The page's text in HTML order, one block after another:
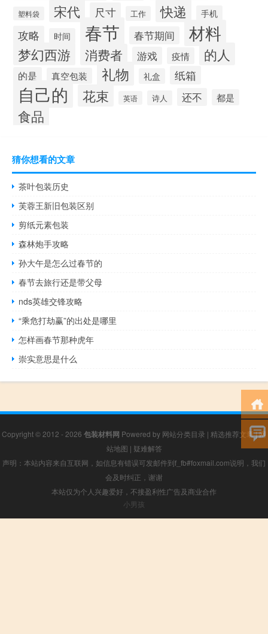
塑料袋 宋代 尺寸 工作 快递 手机
攻略 时间 春节 春节期间 材料
梦幻西游 消费者 游戏 疫情 的人
的是 真空包装 礼物 礼盒 纸箱
自己的 花束 英语 诗人 还不 都是
食品
猜你想看的文章
茶叶包装历史
芙蓉王新旧包装区别
剪纸元素包装
森林炮手攻略
孙大午是怎么过春节的
春节去旅行还是带父母
nds英雄交锋攻略
“乘危打劫赢”的出处是哪里
怎样画春节那种虎年
崇实意思是什么
Copyright © 2012 - 2026 包装材料网 Powered by 网站分类目录 | 精选推荐文章|网
站地图 | 疑难解答
声明：本站内容来自互联网，如信息有错误可发邮件到f_fb#foxmail.com说明，我们
会及时纠正，谢谢
本站仅为个人兴趣爱好，不接盈利性广告及商业合作
小男孩